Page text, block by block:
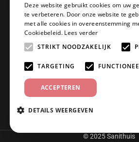
Over ons
Algemene voorwaarden
Disclaimer
Privacy Policy
Betaalmethoden
Retourneren
Klantenservice
Offerte aanvragen
Contact
© 2025 Sanithuis
Deze website gebruikt cookies om uw
te verbeteren. Door onze website te
met alle cookies in overeenstemming
Cookiebeleid. Lees verder
STRIKT NOODZAKELIJK
TARGETING
ACCEPTEREN
DETAILS WEERGEVEN